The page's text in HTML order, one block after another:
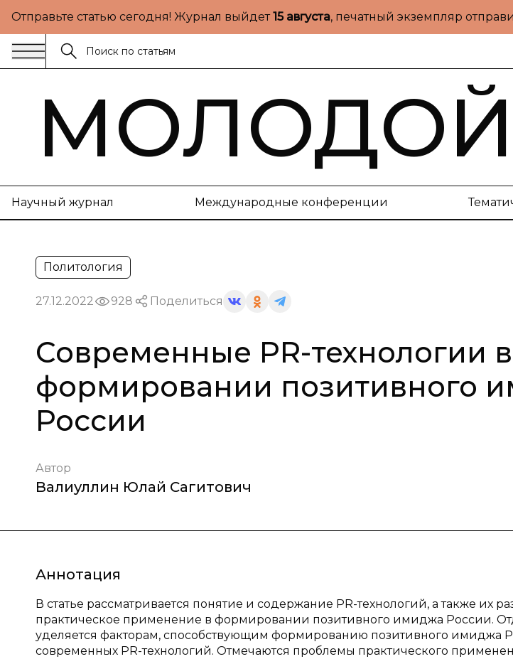
Отправьте статью сегодня! Журнал выйдет15 августа, печатный экземпляр
Научный журнал Международные конференции
Политология
27.12.2022 928 Поделиться
Современные PR-технологии в
формировании позитивного
России
Автор
Валиуллин Юлай Сагитович
Аннотация
В статье рассматривается понятие и содержание PR-технологий, а также их
практическое применение в формировании позитивного имиджа России.
уделяется факторам, способствующим формированию позитивного имиджа
современных PR-технологий. Отмечаются проблемы практического